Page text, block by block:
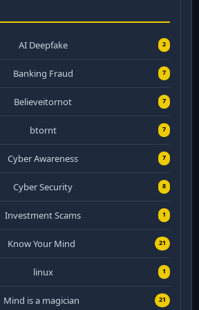
AI Deepfake 2
Banking Fraud 7
Believeitornot 7
btornt 7
Cyber Awareness 7
Cyber Security 8
Investment Scams 1
Know Your Mind 21
linux 1
Mind is a magician 21